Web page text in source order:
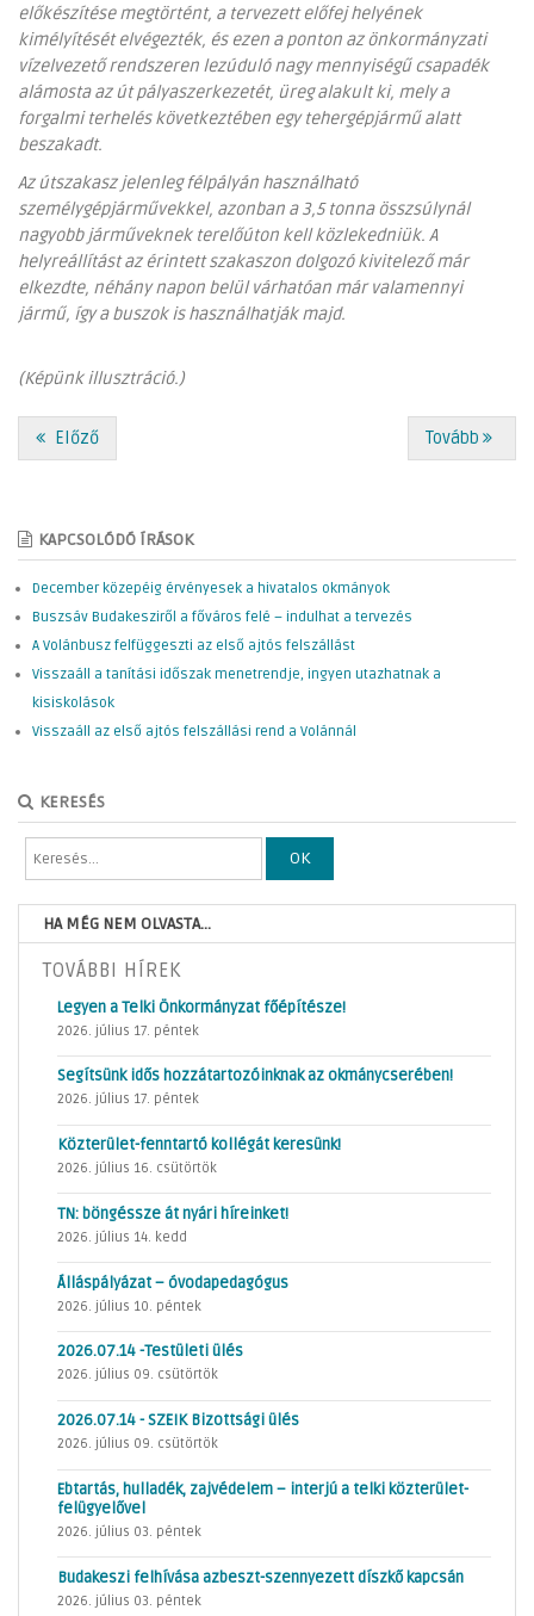
előkészítése megtörtént, a tervezett előfej helyének
kimélyítését elvégezték, és ezen a ponton az önkormányzati
vízelvezető rendszeren lezúduló nagy mennyiségű csapadék
alámosta az út pályaszerkezetét, üreg alakult ki, mely a
forgalmi terhelés következtében egy tehergépjármű alatt
beszakadt.
Az útszakasz jelenleg félpályán használható
személygépjárművekkel, azonban a 3,5 tonna összsúlynál
nagyobb járműveknek terelőúton kell közlekedniük. A
helyreállítást az érintett szakaszon dolgozó kivitelező már
elkezdte, néhány napon belül várhatóan már valamennyi
jármű, így a buszok is használhatják majd.
(Képünk illusztráció.)
Előző Tovább
KAPCSOLÓDÓ ÍRÁSOK
December közepéig érvényesek a hivatalos okmányok
Buszsáv Budakesziről a főváros felé – indulhat a tervezés
A Volánbusz felfüggeszti az első ajtós felszállást
Visszaáll a tanítási időszak menetrendje, ingyen utazhatnak a
kisiskolások
Visszaáll az első ajtós felszállási rend a Volánnál
KERESÉS
OK
HA MÉG NEM OLVASTA...
TOVÁBBI HÍREK
Legyen a Telki Önkormányzat főépítésze!
2026. július 17. péntek
Segítsünk idős hozzátartozóinknak az okmánycserében!
2026. július 17. péntek
Közterület-fenntartó kollégát keresünk!
2026. július 16. csütörtök
TN: böngéssze át nyári híreinket!
2026. július 14. kedd
Álláspályázat – óvodapedagógus
2026. július 10. péntek
2026.07.14 -Testületi ülés
2026. július 09. csütörtök
2026.07.14 - SZEIK Bizottsági ülés
2026. július 09. csütörtök
Ebtartás, hulladék, zajvédelem – interjú a telki közterület-
felügyelővel
2026. július 03. péntek
Budakeszi felhívása azbeszt-szennyezett díszkő kapcsán
2026. július 03. péntek